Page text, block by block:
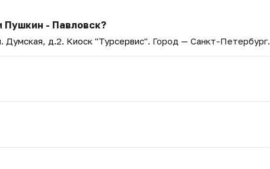
Пушкин - Павловск?
Думская, д.2. Киоск "Турсервис". Город — Санкт-Петербург.